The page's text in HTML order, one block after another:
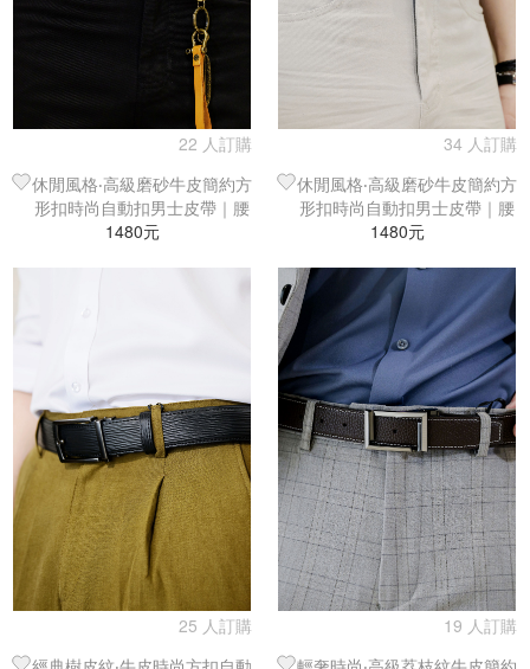
22 人訂購
休閒風格‧高級磨砂牛皮簡約方
形扣時尚自動扣男士皮帶｜腰
帶-灰
1480元
34 人訂購
休閒風格‧高級磨砂牛皮簡約方
形扣時尚自動扣男士皮帶｜腰
帶-棕
1480元
25 人訂購
19 人訂購